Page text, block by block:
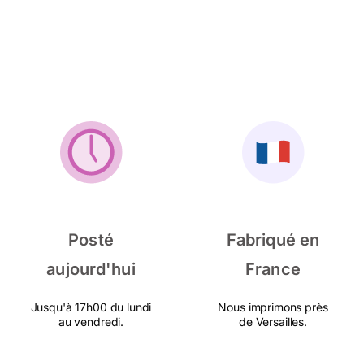
Posté
aujourd'hui
Jusqu'à 17h00 du lundi
au vendredi.
Fabriqué en
France
Nous imprimons près
de Versailles.